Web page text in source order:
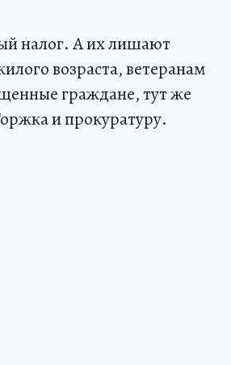
налог. А их лишают
возраста, ветеранам
граждане, тут же
и прокуратуру.